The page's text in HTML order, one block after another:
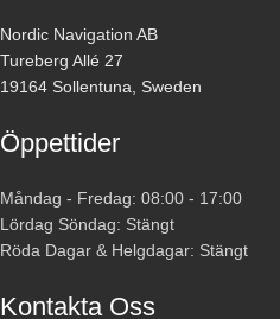
Nordic Navigation AB
Tureberg Allé 27
19164 Sollentuna, Sweden
Öppettider
Måndag - Fredag: 08:00 - 17:00
Lördag Söndag: Stängt
Röda Dagar & Helgdagar: Stängt
Kontakta Oss